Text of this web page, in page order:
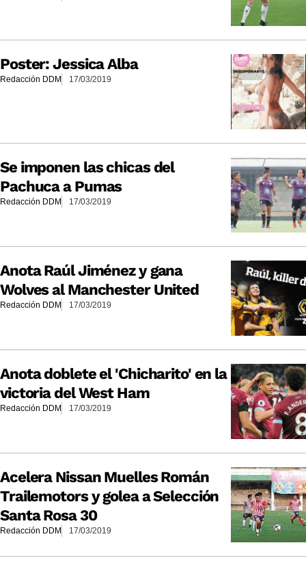
Poster: Jessica Alba
Redacción DDM 17/03/2019
Se imponen las chicas del
Pachuca a Pumas
Redacción DDM 17/03/2019
Anota Raúl Jiménez y gana
Wolves al Manchester United
Redacción DDM 17/03/2019
Anota doblete el 'Chicharito' en la
victoria del West Ham
Redacción DDM 17/03/2019
Acelera Nissan Muelles Román
Trailemotors y golea a Selección
Santa Rosa 30
Redacción DDM 17/03/2019